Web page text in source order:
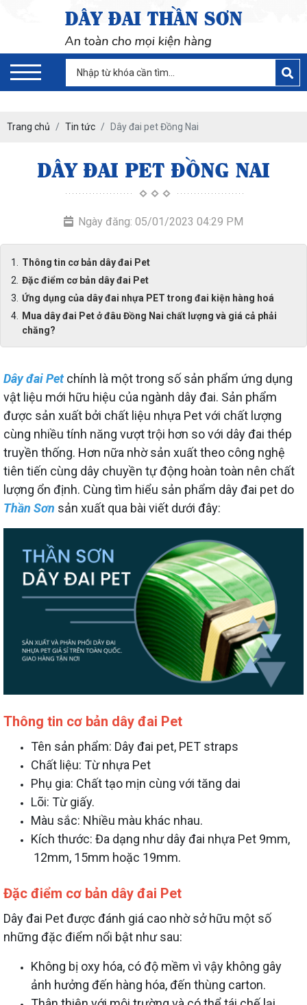
Trang chủ Tin tức Dây đai pet Đồng Nai
DÂY ĐAI PET ĐỒNG NAI
Ngày đăng: 05/01/2023 04:29 PM
Thông tin cơ bản dây đai Pet
Đặc điểm cơ bản dây đai Pet
Ứng dụng của dây đai nhựa PET trong đai kiện hàng hoá
Mua dây đai Pet ở đâu Đồng Nai chất lượng và giá cả phải
chăng?
Dây đai Petchính là một trong số sản phẩm ứng dụng
vật liệu mới hữu hiệu của ngành dây đai. Sản phẩm
được sản xuất bởi chất liệu nhựa Pet với chất lượng
cùng nhiều tính năng vượt trội hơn so với dây đai thép
truyền thống. Hơn nữa nhờ sản xuất theo công nghệ
tiên tiến cùng dây chuyền tự động hoàn toàn nên chất
lượng ổn định. Cùng tìm hiểu sản phẩm dây đai pet do
Thần Sơn sản xuất qua bài viết dưới đây:
Thông tin cơ bản dây đai Pet
Tên sản phẩm: Dây đai pet, PET straps
Chất liệu: Từ nhựa Pet
Phụ gia: Chất tạo mịn cùng với tăng dai
Lõi: Từ giấy.
Màu sắc: Nhiều màu khác nhau.
Kích thước: Đa dạng như dây đai nhựa Pet 9mm,
12mm, 15mm hoặc 19mm.
Đặc điểm cơ bản dây đai Pet
Dây đai Pet được đánh giá cao nhờ sở hữu một số
những đặc điểm nổi bật như sau:
Không bị oxy hóa, có độ mềm vì vậy không gây
ảnh hưởng đến hàng hóa, đến thùng carton.